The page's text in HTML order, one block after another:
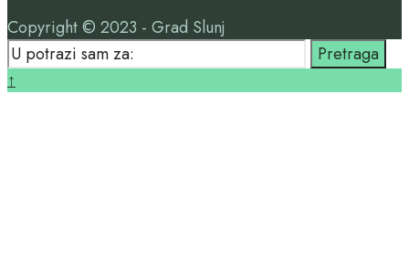
Copyright © 2023 - Grad Slunj
Search
for:
Pretraga
Close
↑